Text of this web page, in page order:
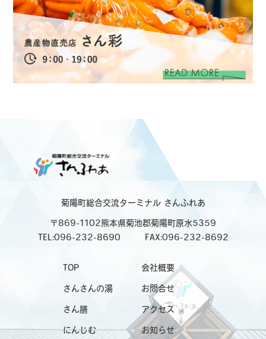
菊陽町総合交流ターミナルさんふれあ
〒869-1102熊本県菊池郡菊陽町原水5359
TEL:096-232-8690
FAX:096-232-8692
TOP 会社概要
さんさんの湯 お問合せ
さん膳 アクセス
にんじむ お知らせ